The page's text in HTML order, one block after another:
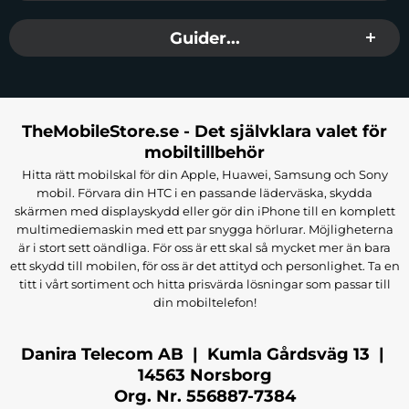
Tillverkare:
EAN:3666339345228
Guider...
TheMobileStore.se - Det självklara valet för
mobiltillbehör
Hitta rätt mobilskal för din Apple, Huawei, Samsung och Sony
mobil. Förvara din HTC i en passande läderväska, skydda
skärmen med displayskydd eller gör din iPhone till en komplett
multimediemaskin med ett par snygga hörlurar. Möjligheterna
är i stort sett oändliga. För oss är ett skal så mycket mer än bara
ett skydd till mobilen, för oss är det attityd och personlighet. Ta en
titt i vårt sortiment och hitta prisvärda lösningar som passar till
din mobiltelefon!
Danira Telecom AB | Kumla Gårdsväg 13 |
14563 Norsborg
Org. Nr. 556887-7384